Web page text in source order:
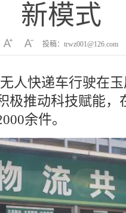
新模式
投稿：trwz001@126.com
人快递车行驶在
极推动科技赋能，
2000余件。